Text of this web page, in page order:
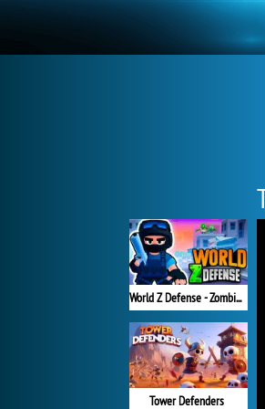
World Z Defense - Zombie Defense
Tower Defenders